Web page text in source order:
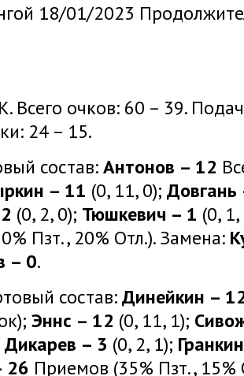
18/01/2023
Всего очков: 60 – 39.
24 – 15.
состав:Антонов – 12
– 11 (0, 11, 0); Довгань
(0, 2, 0); Тюшкевич – 1 (0,
Пзт., 20% Отл.). Замена:
– 0.
состав:Динейкин –
Эннс – 12 (0, 11, 1);
Дикарев – 3 (0, 2, 1);
26 Приемов (35% Пзт., 15%